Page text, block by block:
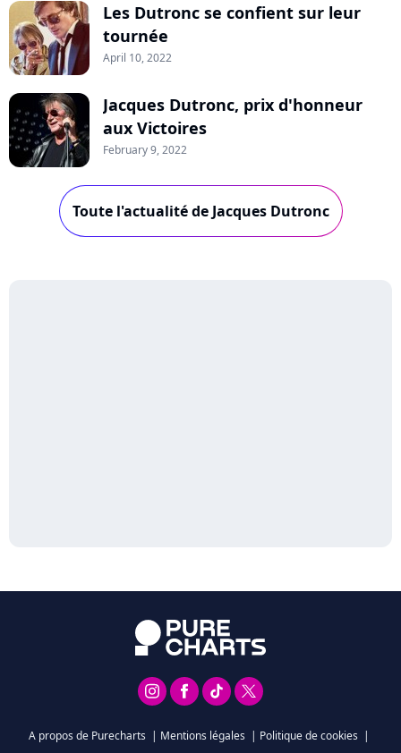
Les Dutronc se confient sur leur
tournée
April 10, 2022
Jacques Dutronc, prix d'honneur
aux Victoires
February 9, 2022
Toute l'actualité de Jacques Dutronc
A propos de Purecharts | Mentions légales | Politique de cookies |